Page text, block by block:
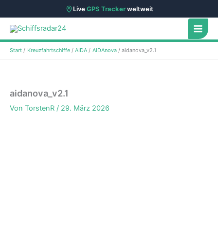
LiveGPS Trackerweltweit
Zum
Inhalt
springen
Start Kreuzfahrtschiffe AIDA AIDAnova aidanova_v2.1
aidanova_v2.1
Von TorstenR / 29. März 2026